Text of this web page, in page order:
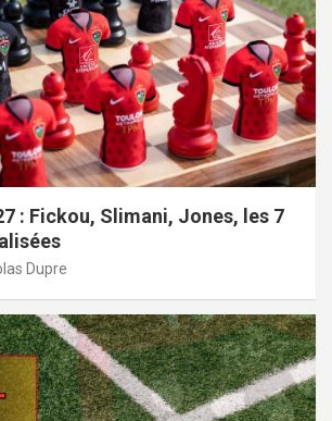
: Fickou, Slimani, Jones, les 7
Dupre